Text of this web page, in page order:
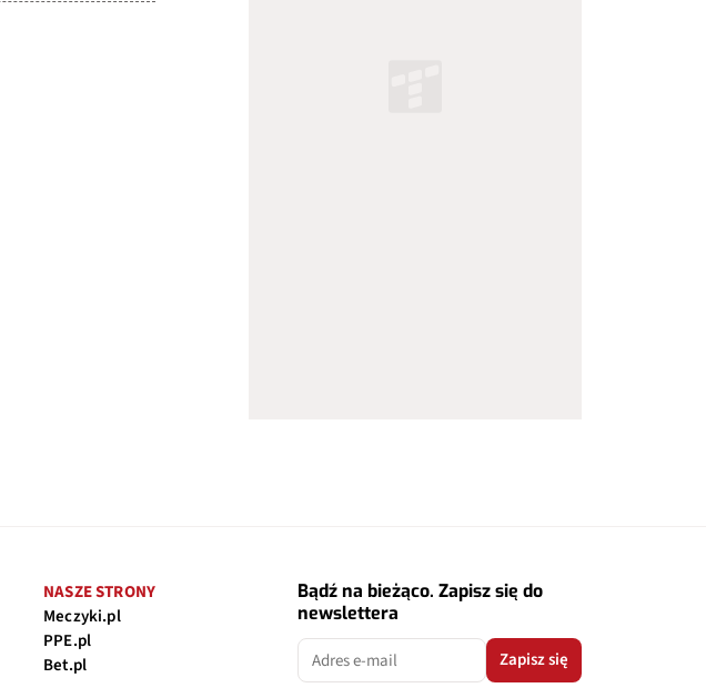
NASZE STRONY
Meczyki.pl
PPE.pl
Bet.pl
Bądź na bieżąco. Zapisz się do
newslettera
Zapisz się